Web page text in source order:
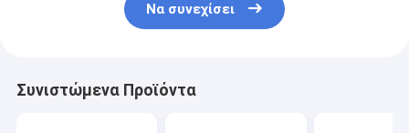
Να συνεχίσει
Συνιστώμενα Προϊόντα